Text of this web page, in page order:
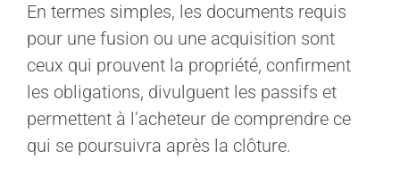
En termes simples, les documents requis
pour une fusion ou une acquisition sont
ceux qui prouvent la propriété, confirment
les obligations, divulguent les passifs et
permettent à l’acheteur de comprendre ce
qui se poursuivra après la clôture.